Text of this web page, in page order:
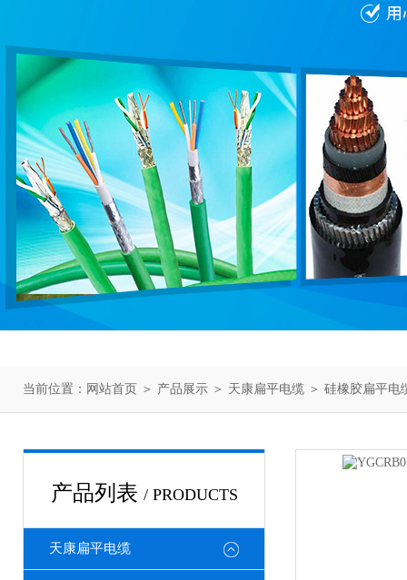
当前位置： 网站首页 ＞ 产品展示 ＞ 天康扁平电缆 ＞ 硅橡胶扁平电
产品列表 / PRODUCTS
天康扁平电缆